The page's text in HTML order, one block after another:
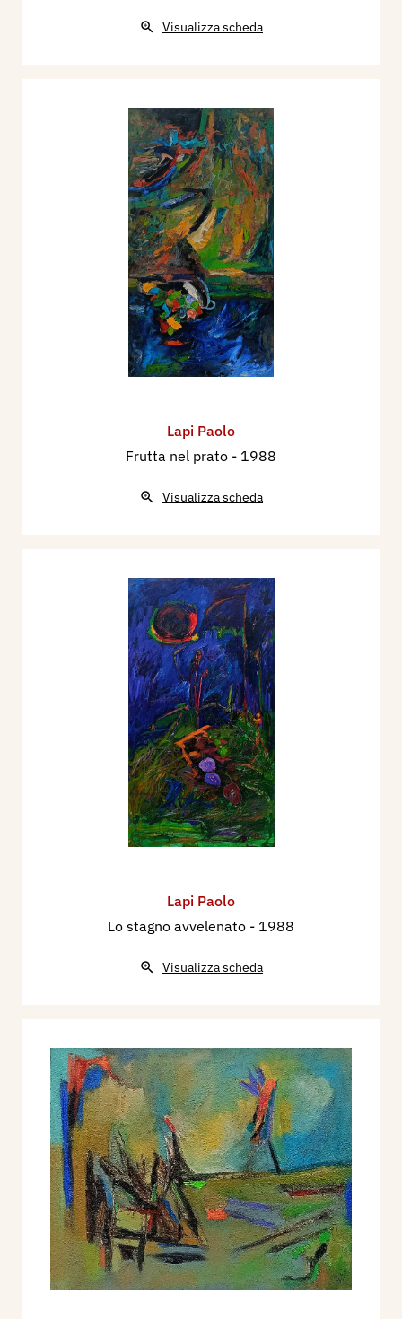
Visualizza scheda
Lapi Paolo
Frutta nel prato - 1988
Visualizza scheda
Lapi Paolo
Lo stagno avvelenato - 1988
Visualizza scheda